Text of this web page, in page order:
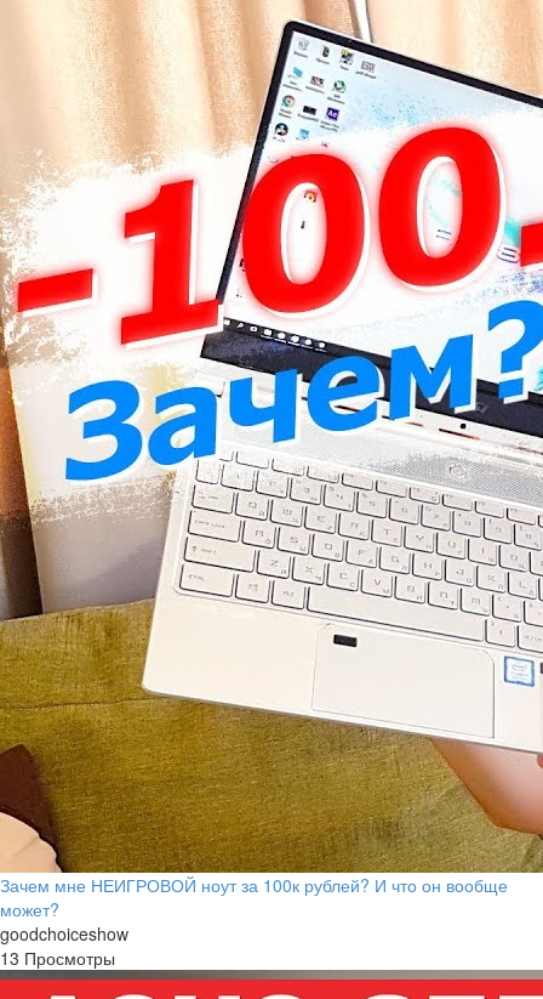
Зачем мне НЕИГРОВОЙ ноут за 100к рублей? И что он вообще
может?
goodchoiceshow
13 Просмотры